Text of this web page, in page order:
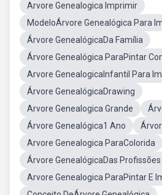
Arvore Genealogica Imprimir
ModeloÁrvore Genealógica Para
Árvore GenealógicaDa Família
Árvore Genealógica ParaPintar
Arvore GenealogicaInfantil Para
Árvore GenealógicaDrawing
Arvore Genealogica Grande
Árvore Genealógica1 Ano
Arvore Genealogica ParaColorida
Árvore GenealógicaDas Profissões
Arvore Genealogica ParaPintar E